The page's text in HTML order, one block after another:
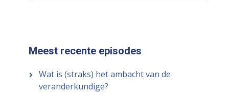
Meest recente episodes
Wat is (straks) het ambacht van de
veranderkundige?